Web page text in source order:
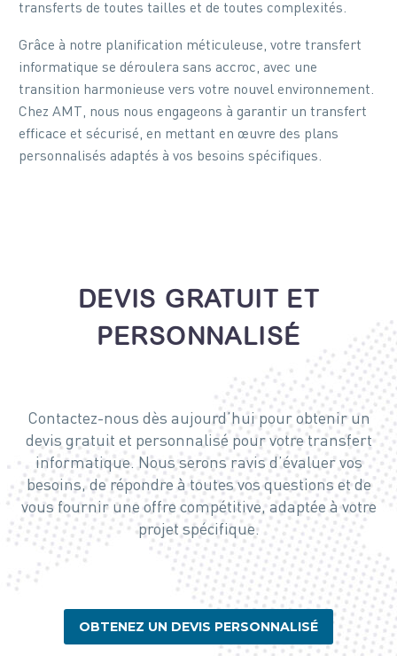
transferts de toutes tailles et de toutes complexités.
Grâce à notre planification méticuleuse, votre transfert
informatique se déroulera sans accroc, avec une
transition harmonieuse vers votre nouvel environnement.
Chez AMT, nous nous engageons à garantir un transfert
efficace et sécurisé, en mettant en œuvre des plans
personnalisés adaptés à vos besoins spécifiques.
DEVIS GRATUIT ET
PERSONNALISÉ
Contactez-nous dès aujourd’hui pour obtenir un
devis gratuit et personnalisé pour votre transfert
informatique. Nous serons ravis d’évaluer vos
besoins, de répondre à toutes vos questions et de
vous fournir une offre compétitive, adaptée à votre
projet spécifique.
OBTENEZ UN DEVIS PERSONNALISÉ